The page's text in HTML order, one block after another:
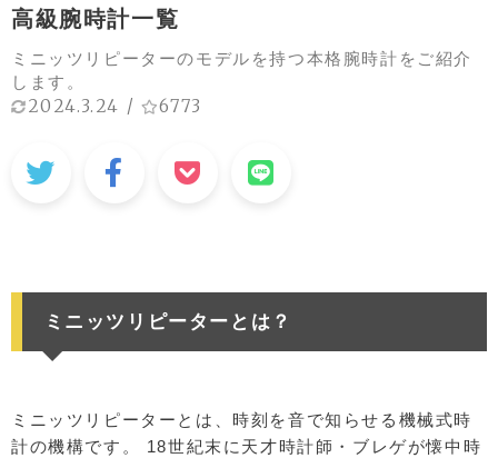
高級腕時計一覧
ミニッツリピーターのモデルを持つ本格腕時計をご紹介
します。
2024.3.24 / 6773
ミニッツリピーターとは？
ミニッツリピーターとは、時刻を音で知らせる機械式時
計の機構です。 18世紀末に天才時計師・ブレゲが懐中時